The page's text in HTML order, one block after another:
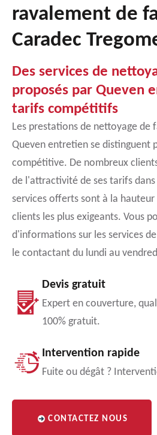
ravalement de
Caradec
Des services de
proposés par Queven
tarifs compétitifs
Les prestations de nettoyage de
Queven entretien se distinguent
compétitive. De nombreux
de l'attractivité de ses tarifs
services offerts sont à la hauteur
clients les plus exigeants. Vous
d'informations sur les services
le contactant du lundi au
Devis gratuit
Expert en couverture,
100% gratuit.
Intervention rapide
Fuite ou dégât ?
CONTACTEZ NOUS